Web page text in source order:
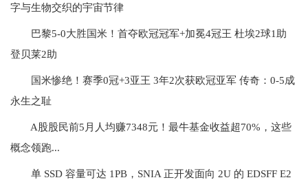
字与生物交织的宇宙节律
巴黎5-0大胜国米！首夺欧冠冠军+加冕4冠王 杜埃2球1助
登贝莱2助
国米惨绝！赛季0冠+3亚王 3年2次获欧冠亚军 传奇：0-5成
永生之耻
A股股民前5月人均赚7348元！最牛基金收益超70%，这些
概念领跑...
单 SSD 容量可达 1PB，SNIA 正开发面向 2U 的 EDSFF E2